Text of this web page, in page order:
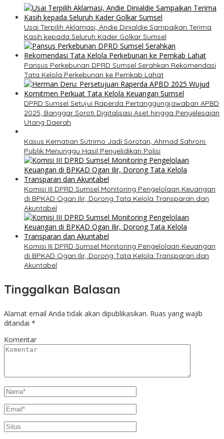
Usai Terpilih Aklamasi, Andie Dinialdie Sampaikan Terima
Kasih kepada Seluruh Kader Golkar Sumsel
Pansus Perkebunan DPRD Sumsel Serahkan Rekomendasi
Tata Kelola Perkebunan ke Pemkab Lahat
DPRD Sumsel Setujui Raperda Pertanggungjawaban APBD
2025, Banggar Soroti Digitalisasi Aset hingga Penyelesaian
Utang Daerah
Kasus Kematian Sutrimo Jadi Sorotan, Ahmad Sahroni:
Publik Menunggu Hasil Penyelidikan Polisi
Komisi III DPRD Sumsel Monitoring Pengelolaan Keuangan
di BPKAD Ogan Ilir, Dorong Tata Kelola Transparan dan
Akuntabel
Komisi III DPRD Sumsel Monitoring Pengelolaan Keuangan
di BPKAD Ogan Ilir, Dorong Tata Kelola Transparan dan
Akuntabel
Tinggalkan Balasan
Alamat email Anda tidak akan dipublikasikan. Ruas yang wajib
ditandai *
Komentar